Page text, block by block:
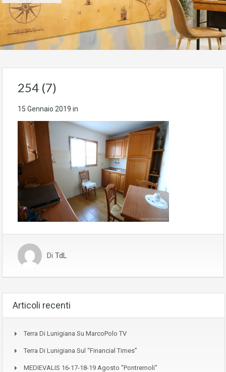
254 (7)
15 Gennaio 2019 in
Di TdL
Articoli recenti
Terra Di Lunigiana Su MarcoPolo TV
Terra Di Lunigiana Sul “Financial Times”
MEDIEVALIS 16-17-18-19 Agosto “Pontremoli”